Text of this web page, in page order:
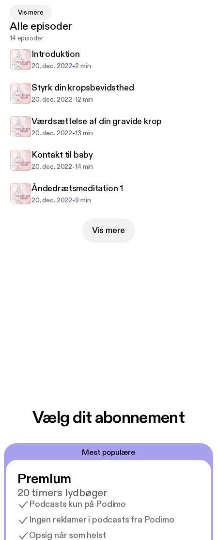
Du kan bruge dem til at træne dit åndedræt og din
bækkenbund til at hjælpe under fødslen, og du kan
også fokusere indad og få kontakt til baby og sende
god energi til det lille liv.
Meditationerne er nemme at følge med i, og du kan
Coverillustration: Mie Frey Damgaard
Kristine Wellendorf (f. 1976) er jordemoder,
Gotveduddannet bevægelsespædagog og
I 2022 udkom hendes bog "Skab ro under fødslen -
Få styr på dit åndedræt".
Kristine tilbyder både privatundervisning og
behandlinger, og hun arbejder også på fødestuen.
Du kan læse mere på www.kristinewellendorf.com
Vis mere
Alle episoder
14 episoder
Introduktion
20. dec. 2022-2 min
Styrk din kropsbevidsthed
20. dec. 2022-12 min
Værdsættelse af din gravide krop
20. dec. 2022-13 min
Kontakt til baby
20. dec. 2022-14 min
Åndedrætsmeditation 1
20. dec. 2022-9 min
Vis mere
Vælg dit abonnement
Mest populære
Premium
20 timers lydbøger
Podcasts kun på Podimo
Ingen reklamer i podcasts fra Podimo
Opsig når som helst